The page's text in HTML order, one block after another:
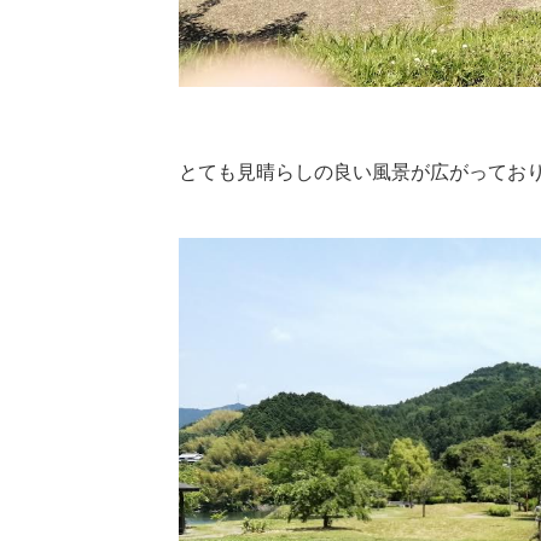
とても見晴らしの良い風景が広がってお